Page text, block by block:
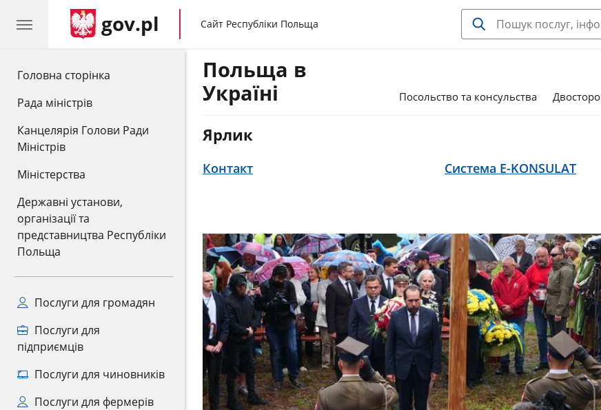
Головна сторінка
Рада міністрів
Канцелярія Голови Ради
Міністрів
Міністерства
Державні установи,
організації та
представництва Республіки
Польща
Послуги для громадян
Послуги для
підприємців
Послуги для чиновників
Послуги для фермерів
gov.pl gov.pl
Сайт Республіки Польща
Польща в
Україні
Посольство та консульства
Ярлик
Контакт Система E-KONSULAT